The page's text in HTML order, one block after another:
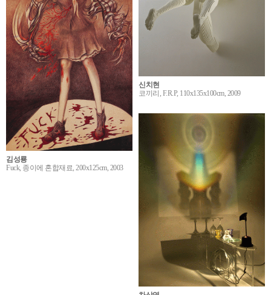
신치현
코끼리, F.R.P, 110x135x100cm, 2009
김성룡
Fuck, 종이에 혼합재료, 200x125cm, 2003